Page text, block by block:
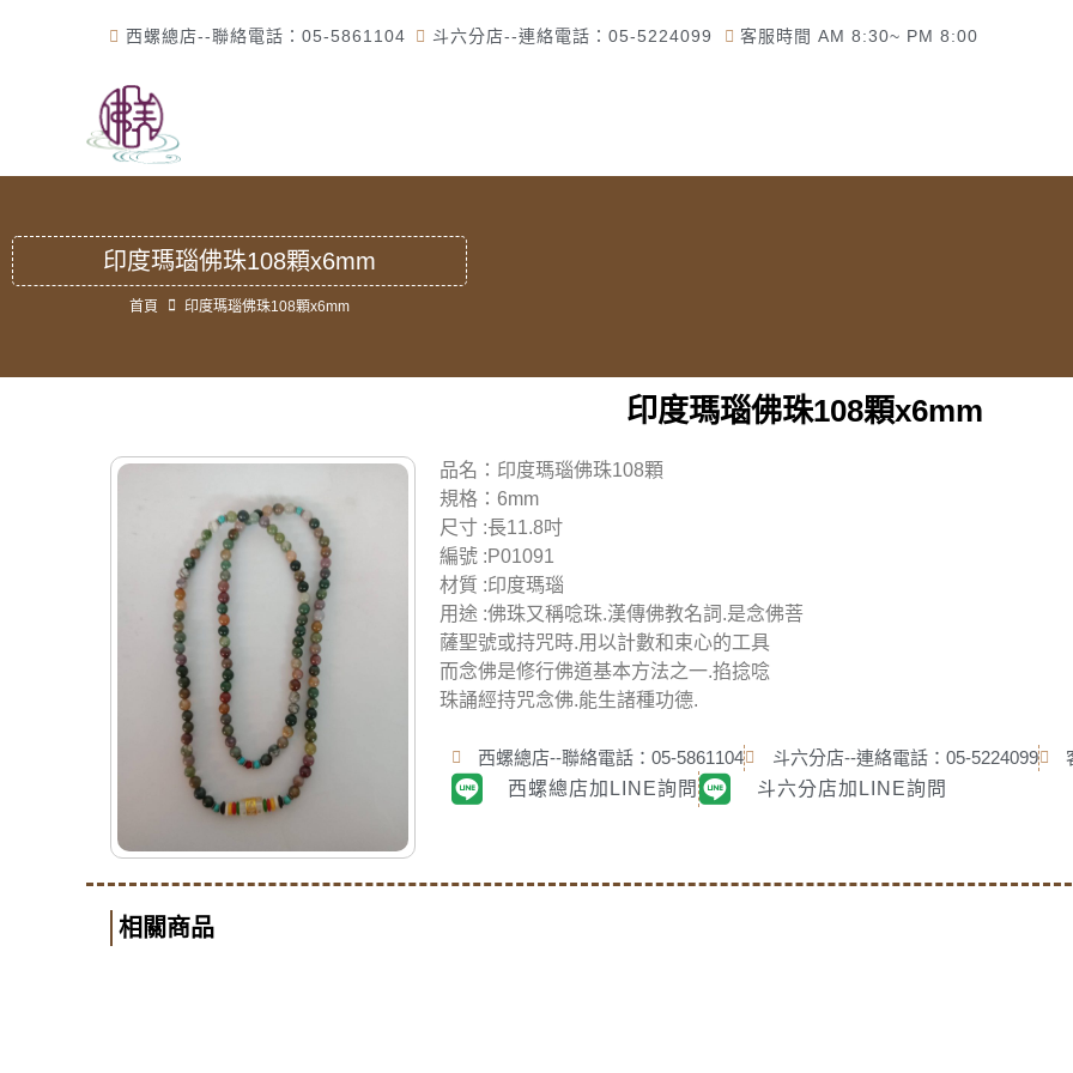
西螺總店--聯絡電話：05-5861104 斗六分店--連絡電話：05-5224099 客服時間 AM 8:30~ PM 8:00
印度瑪瑙佛珠108顆x6mm
首頁 印度瑪瑙佛珠108顆x6mm
印度瑪瑙佛珠108顆x6mm
品名：印度瑪瑙佛珠108顆
規格：6mm
尺寸 :長11.8吋
編號 :P01091
材質 :印度瑪瑙
用途 :佛珠又稱唸珠.漢傳佛教名詞.是念佛菩
薩聖號或持咒時.用以計數和束心的工具
而念佛是修行佛道基本方法之一.掐捻唸
珠誦經持咒念佛.能生諸種功德.
西螺總店--聯絡電話：05-5861104 斗六分店--連絡電話：05-5224099
西螺總店加LINE詢問
斗六分店加LINE詢問
相關商品